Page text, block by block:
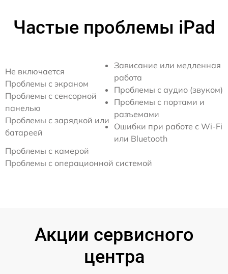
Частые проблемы iPad
Не включается
Проблемы с экраном
Проблемы с сенсорной
панелью
Проблемы с зарядкой или
батареей
Зависание или медленная
работа
Проблемы с аудио (звуком)
Проблемы с портами и
разъемами
Ошибки при работе с Wi-Fi
или Bluetooth
Проблемы с камерой
Проблемы с операционной системой
Акции сервисного
центра